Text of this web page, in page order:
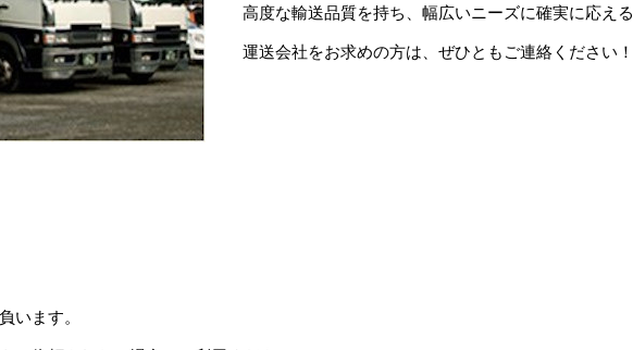
高度な輸送品質を持ち、幅広いニーズに確実に応える
運送会社をお求めの方は、ぜひともご連絡ください！
います。